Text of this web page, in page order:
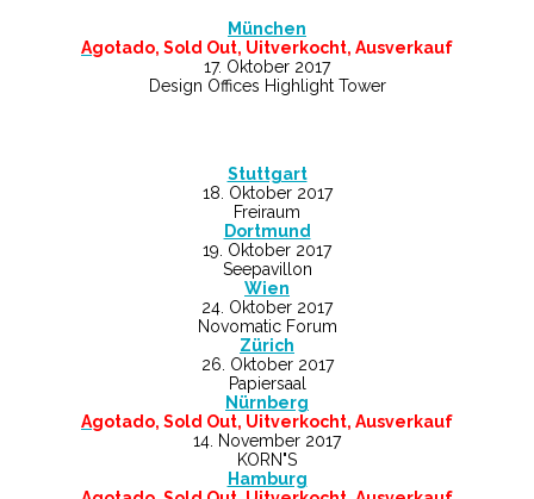
München
Agotado, Sold Out, Uitverkocht, Ausverkauf
17. Oktober 2017
Design Offices Highlight Tower
Stuttgart
18. Oktober 2017
Freiraum
Dortmund
19. Oktober 2017
Seepavillon
Wien
24. Oktober 2017
Novomatic Forum
Zürich
26. Oktober 2017
Papiersaal
Nürnberg
Agotado, Sold Out, Uitverkocht, Ausverkauf
14. November 2017
KORN"S
Hamburg